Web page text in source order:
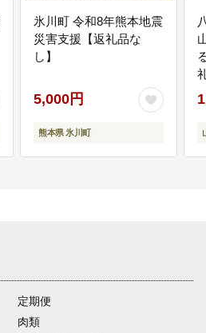
氷川町 令和8年熊本地震
災害支援【返礼品な
し】
5,000円
熊本県 氷川町
定期便
肉類